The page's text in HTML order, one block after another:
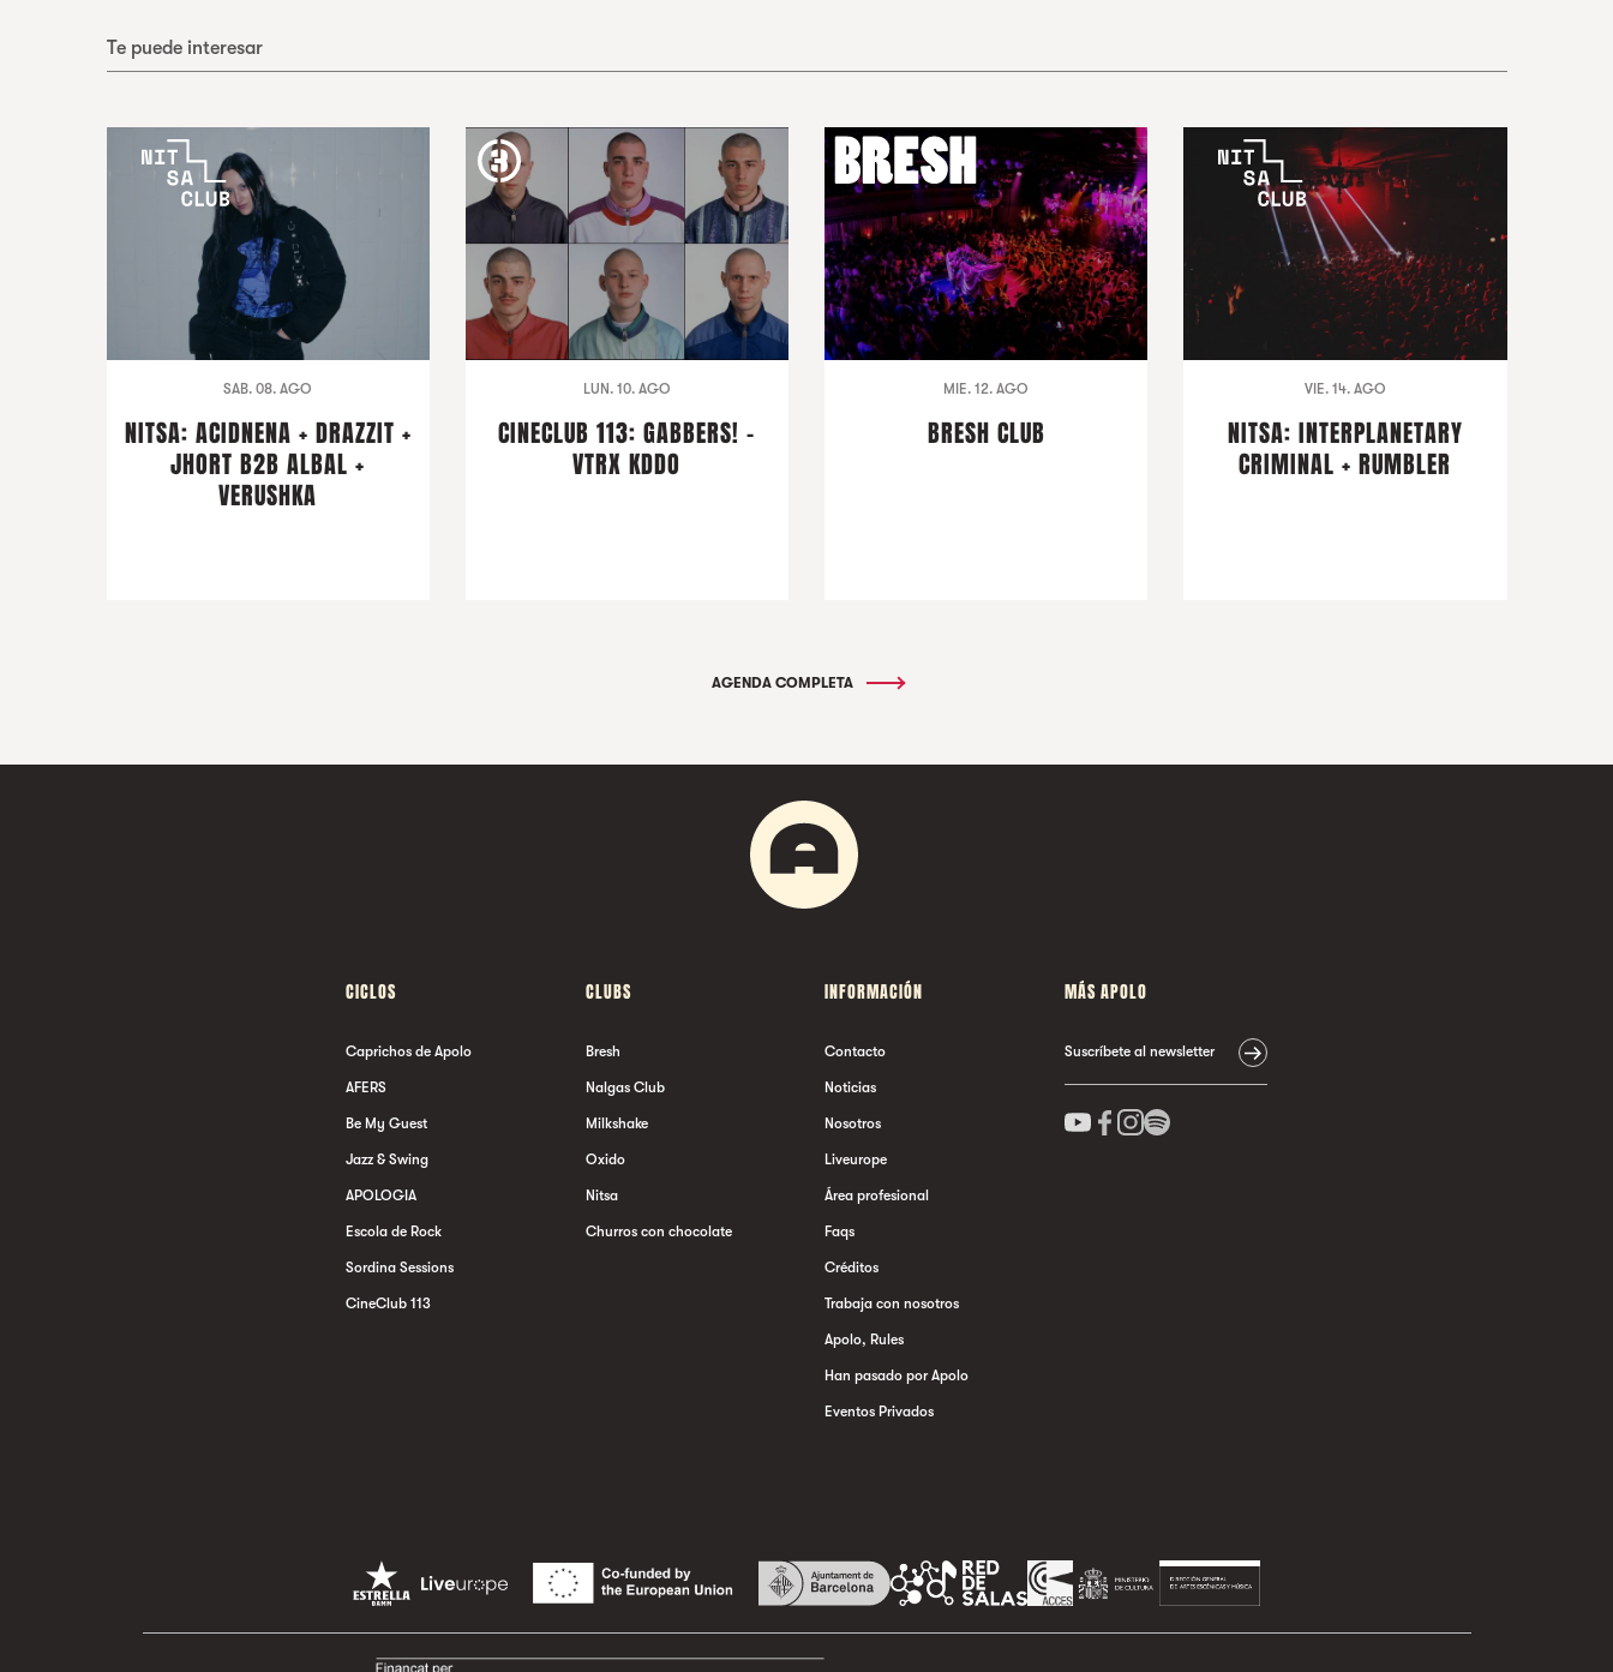
Te puede interesar
SAB. 08. AGO
NITSA: ACIDNENA + DRAZZIT +
JHORT B2B ALBAL +
VERUSHKA
LUN. 10. AGO
CINECLUB 113: GABBERS! -
VTRX KDDO
MIE. 12. AGO
BRESH CLUB
VIE. 14. AGO
NITSA: INTERPLANETARY
CRIMINAL + RUMBLER
AGENDA COMPLETA
CICLOS
Caprichos de Apolo
AFERS
Be My Guest
Jazz & Swing
APOLOGIA
Escola de Rock
Sordina Sessions
CineClub 113
CLUBS
Bresh
Nalgas Club
Milkshake
Oxido
Nitsa
Churros con chocolate
INFORMACIÓN
Contacto
Noticias
Nosotros
Liveurope
Área profesional
Faqs
Créditos
Trabaja con nosotros
Apolo, Rules
Han pasado por Apolo
Eventos Privados
MÁS APOLO
Suscríbete al newsletter